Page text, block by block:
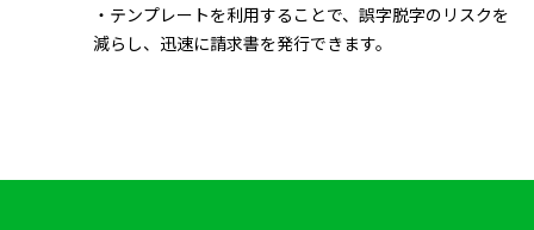
・テンプレートを利用することで、誤字脱字のリスクを
減らし、迅速に請求書を発行できます。